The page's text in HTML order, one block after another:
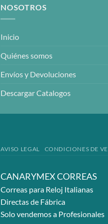
NOSOTROS
Inicio
Quiénes somos
Envíos y Devoluciones
Descargar Catalogos
AVISO LEGAL CONDICIONES DE
CANARYMEX CORREAS
Correas para Reloj Italianas
Directas de Fábrica
Solo vendemos a Profesionales